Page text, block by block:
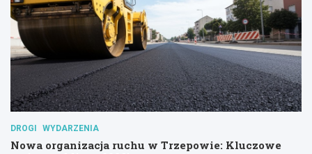
DROGI WYDARZENIA
Nowa organizacja ruchu w Trzepowie: Kluczowe